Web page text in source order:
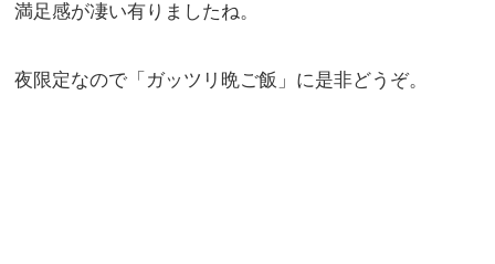
満足感が凄い有りましたね。
夜限定なので「ガッツリ晩ご飯」に是非どうぞ。